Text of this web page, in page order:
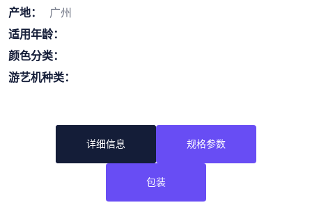
产地：
广州
适用年龄：
颜色分类：
游艺机种类：
详细信息 规格参数
包装